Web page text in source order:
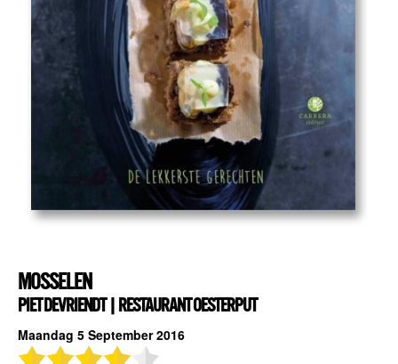
MOSSELEN
PIET DEVRIENDT | RESTAURANT OESTERPUT
Maandag 5 September 2016